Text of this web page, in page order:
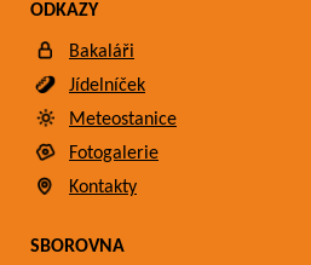
ODKAZY
Bakaláři
Jídelníček
Meteostanice
Fotogalerie
Kontakty
SBOROVNA